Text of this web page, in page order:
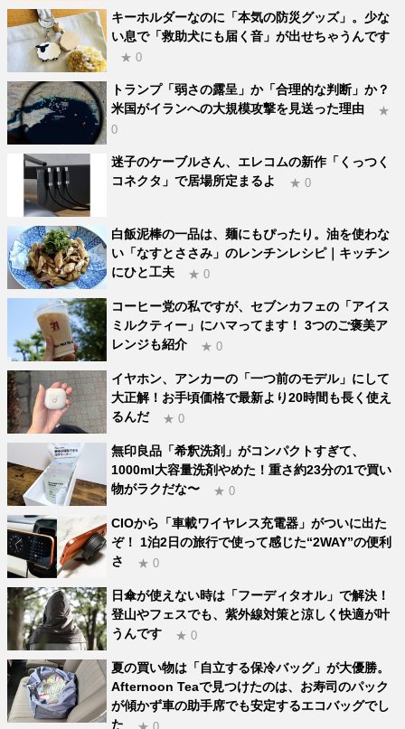
キーホルダーなのに「本気の防災グッズ」。少な
い息で「救助犬にも届く音」が出せちゃうんです
★ 0
トランプ「弱さの露呈」か「合理的な判断」か？
米国がイランへの大規模攻撃を見送った理由
★
0
迷子のケーブルさん、エレコムの新作「くっつく
コネクタ」で居場所定まるよ
★ 0
白飯泥棒の一品は、麺にもぴったり。油を使わな
い「なすとささみ」のレンチンレシピ｜キッチン
にひと工夫
★ 0
コーヒー党の私ですが、セブンカフェの「アイス
ミルクティー」にハマってます！ 3つのご褒美ア
レンジも紹介
★ 0
イヤホン、アンカーの「一つ前のモデル」にして
大正解！お手頃価格で最新より20時間も長く使え
るんだ
★ 0
無印良品「希釈洗剤」がコンパクトすぎて、
1000ml大容量洗剤やめた！重さ約23分の1で買い
物がラクだな〜
★ 0
CIOから「車載ワイヤレス充電器」がついに出た
ぞ！ 1泊2日の旅行で使って感じた“2WAY”の便利
さ
★ 0
日傘が使えない時は「フーディタオル」で解決！
登山やフェスでも、紫外線対策と涼しく快適が叶
うんです
★ 0
夏の買い物は「自立する保冷バッグ」が大優勝。
Afternoon Teaで見つけたのは、お寿司のパック
が傾かず車の助手席でも安定するエコバッグでし
た